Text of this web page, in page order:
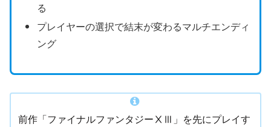
る
プレイヤーの選択で結末が変わるマルチエンディ
ング
前作「ファイナルファンタジーⅩⅢ」を先にプレイす